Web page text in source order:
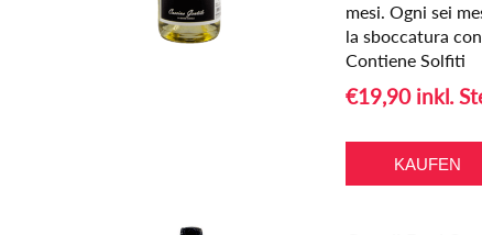
mesi. Ogni sei
la sboccatura
Contiene Solfiti
€19,90 inkl.